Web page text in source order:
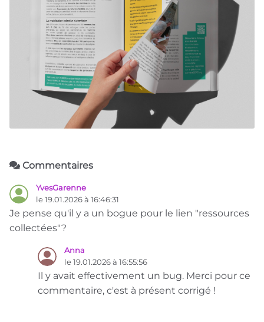
Commentaires
YvesGarenne
le 19.01.2026 à 16:46:31
Je pense qu'il y a un bogue pour le lien "ressources
collectées"?
Anna
le 19.01.2026 à 16:55:56
Il y avait effectivement un bug. Merci pour ce
commentaire, c'est à présent corrigé !